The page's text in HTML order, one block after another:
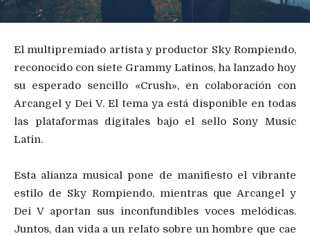
El multipremiado artista y productor Sky Rompiendo,
reconocido con siete Grammy Latinos, ha lanzado hoy
su esperado sencillo «Crush», en colaboración con
Arcangel y Dei V. El tema ya está disponible en todas
las plataformas digitales bajo el sello Sony Music
Latin.
Esta alianza musical pone de manifiesto el vibrante
estilo de Sky Rompiendo, mientras que Arcangel y
Dei V aportan sus inconfundibles voces melódicas.
Juntos, dan vida a un relato sobre un hombre que cae